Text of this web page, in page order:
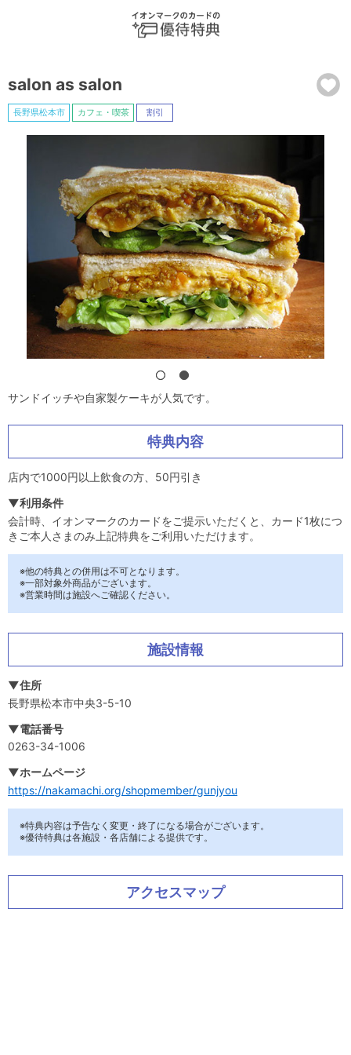
salon as salon
長野県松本市 カフェ・喫茶 割引
サンドイッチや自家製ケーキが人気です。
特典内容
店内で1000円以上飲食の方、50円引き
▼利用条件
会計時、イオンマークのカードをご提示いただくと、カード1枚につ
きご本人さまのみ上記特典をご利用いただけます。
※他の特典との併用は不可となります。
※一部対象外商品がございます。
※営業時間は施設へご確認ください。
施設情報
▼住所
長野県松本市中央3-5-10
▼電話番号
0263-34-1006
▼ホームページ
https://nakamachi.org/shopmember/gunjyou
※特典内容は予告なく変更・終了になる場合がございます。
※優待特典は各施設・各店舗による提供です。
アクセスマップ